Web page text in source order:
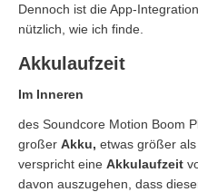
Dennoch ist die App-
nützlich, wie ich finde.
Akkulaufzeit
Im Inneren
des Soundcore Motion Boom
großer Akku, etwas größer
verspricht eine Akkulaufzeit
davon auszugehen, dass